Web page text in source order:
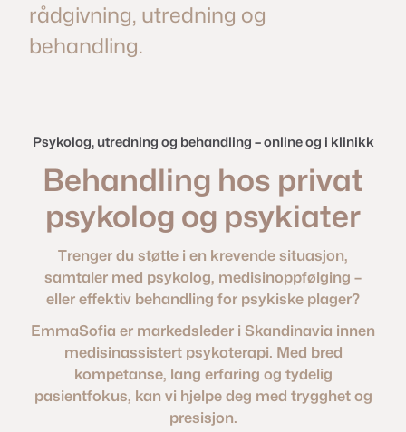
rådgivning, utredning og
behandling.
Psykolog, utredning og behandling – online og i klinikk
Behandling hos privat
psykolog og psykiater
Trenger du støtte i en krevende situasjon,
samtaler med psykolog, medisinoppfølging –
eller effektiv behandling for psykiske plager?
EmmaSofia er markedsleder i Skandinavia innen
medisinassistert psykoterapi. Med bred
kompetanse, lang erfaring og tydelig
pasientfokus, kan vi hjelpe deg med trygghet og
presisjon.